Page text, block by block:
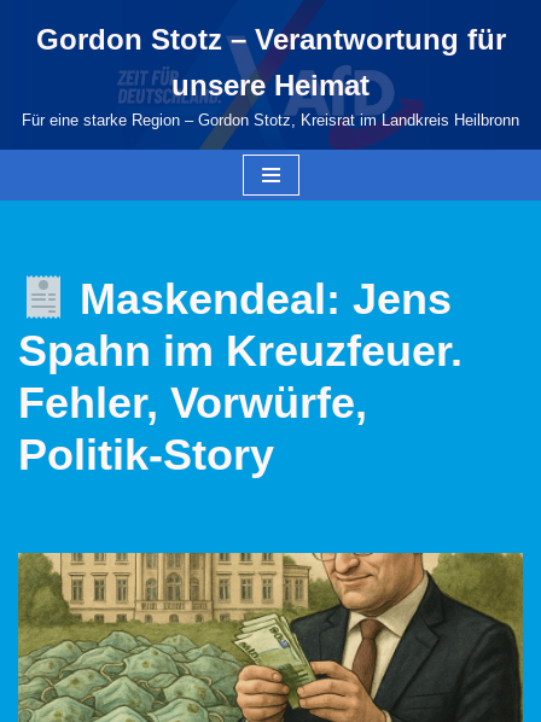
springen
Gordon Stotz – Verantwortung für
unsere Heimat
Für eine starke Region – Gordon Stotz, Kreisrat im Landkreis Heilbronn
Maskendeal: Jens
Spahn im Kreuzfeuer.
Fehler, Vorwürfe,
Politik-Story